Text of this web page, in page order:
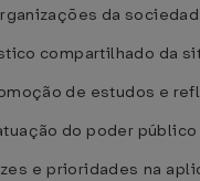
da
compartilhado da
de estudos e
do poder
e prioridades na